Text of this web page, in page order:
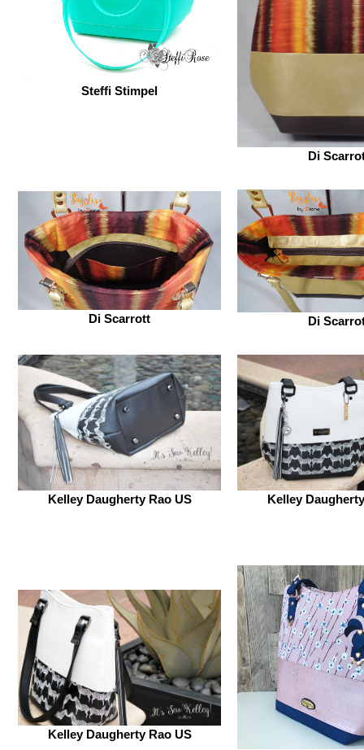
Steffi Stimpel
Di
Di Scarrott Di
Kelley Daugherty Rao US Kelley
Kelley Daugherty Rao US